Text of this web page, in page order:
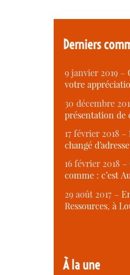
Derniers
9 janvier 2019 –
votre
30 décembre
présentation de
17 février 2018 –
changé
16 février 2018 –
comme : c’est
29 août 2017 –
Ressources, à
À la une